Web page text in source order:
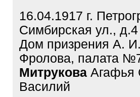
Тема:Адресаты
Российской
1.02.2024, 23:37